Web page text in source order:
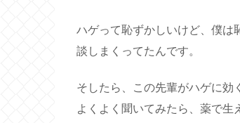
ハゲって恥ずかしいけど、僕は
談しまくってたんです。
そしたら、この先輩がハゲに効
よくよく聞いてみたら、薬で生